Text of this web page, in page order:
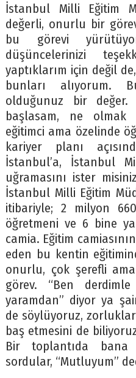
İstanbul Milli Eğitim
değerli, onurlu bir
bu görevi
düşüncelerinizi
yaptıklarım için değil
bunları alıyorum.
olduğunuz bir değer.
başlasam, ne olmak
eğitimci ama özelinde
kariyer planı
İstanbul’a, İstanbul
uğramasını ister
İstanbul Milli Eğitim
itibariyle; 2 milyon
öğretmeni ve 6 bine
camia. Eğitim
eden bu kentin
onurlu, çok şerefli
görev. “Ben
yaramdan” diyor ya
de söylüyoruz,
baş etmesini de
Bir toplantıda bana
sordular, “Mutluyum”